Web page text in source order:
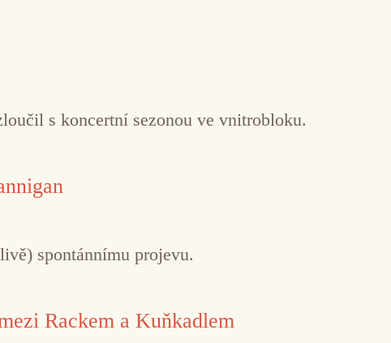
s koncertní sezonou ve vnitrobloku.
spontánnímu projevu.
Rackem a Kuňkadlem